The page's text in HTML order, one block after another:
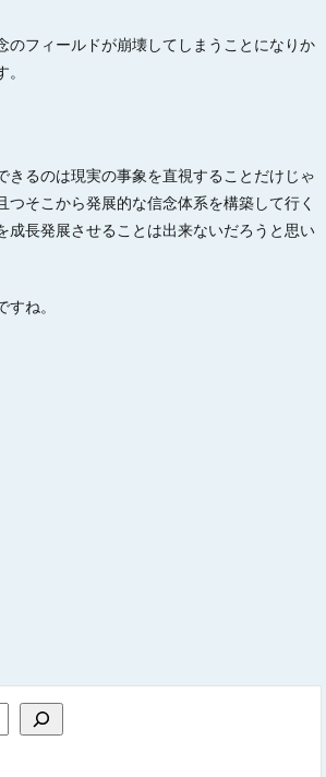
のフィールドが崩壊してしまうことになりか
きるのは現実の事象を直視することだけじゃ
つそこから発展的な信念体系を構築して行く
成長発展させることは出来ないだろうと思い
ね。